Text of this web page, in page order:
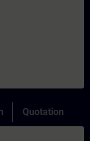
Quotation